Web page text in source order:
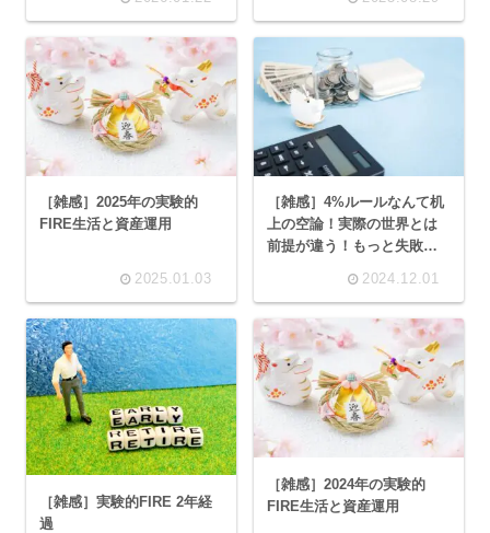
［雑感］2025年の実験的
FIRE生活と資産運用
2025.01.03
［雑感］4%ルールなんて机
上の空論！実際の世界とは
前提が違う！もっと失敗す
2024.12.01
［雑感］実験的FIRE 2年経
過
［雑感］2024年の実験的
FIRE生活と資産運用